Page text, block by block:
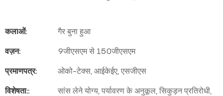
कलाओं:
गैर बुना हुआ
वज़न:
9जीएसएम से 150जीएसएम
प्रमाणपत्र:
ओको-टेक्स, आईकेईए, एसजीएस
विशेषता::
सांस लेने योग्य, पर्यावरण के अनुकूल, सिकुड़न प्रतिरोधी,